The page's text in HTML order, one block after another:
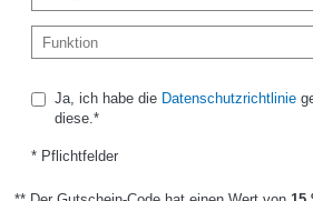
Ja, ich habe die Datenschutzrichtlinie
diese.*
* Pflichtfelder